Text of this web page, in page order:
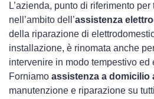
L’azienda, punto di riferimento
nell’ambito dell’assistenza
della riparazione di
installazione, è rinomata anche
intervenire in modo tempestivo ed
Forniamo assistenza a domicilio
manutenzione e riparazione su